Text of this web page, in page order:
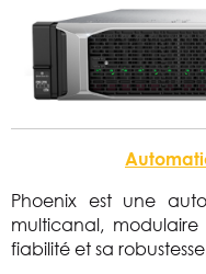
Phoenix est une
multicanal,
fiabilité et sa